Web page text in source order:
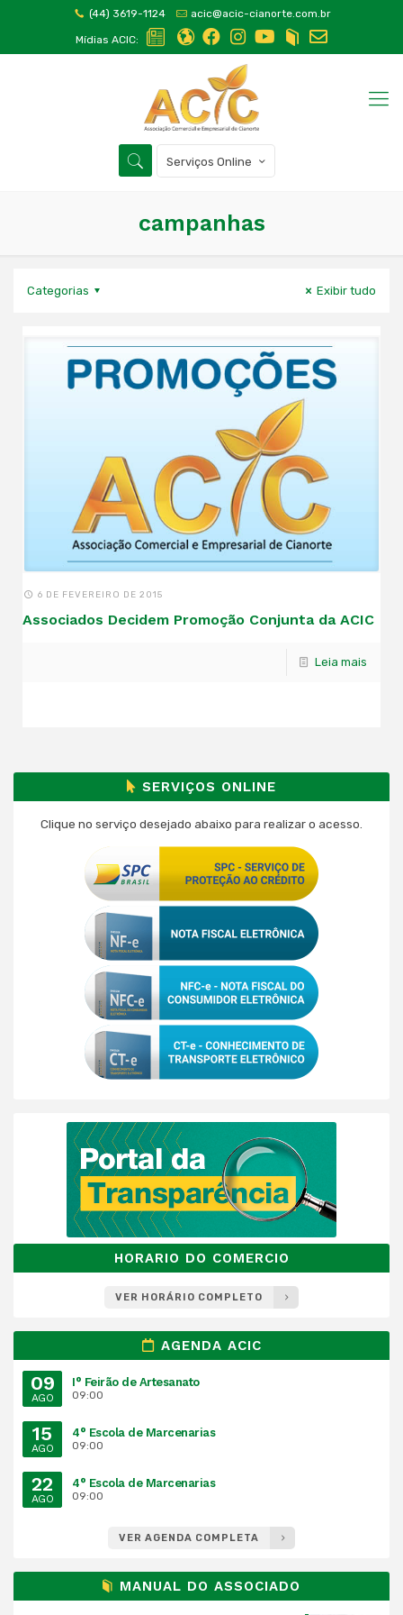
(44) 3619-1124 acic@acic-cianorte.com.br
Mídias ACIC:
Serviços Online
campanhas
Categorias Exibir tudo
6 DE FEVEREIRO DE 2015
Associados Decidem Promoção Conjunta da ACIC
Leia mais
SERVIÇOS ONLINE
Clique no serviço desejado abaixo para realizar o acesso.
HORARIO DO COMERCIO
VER HORÁRIO COMPLETO
AGENDA ACIC
09
AGO
I° Feirão de Artesanato
09:00
15
AGO
4° Escola de Marcenarias
09:00
22
AGO
4° Escola de Marcenarias
09:00
VER AGENDA COMPLETA
MANUAL DO ASSOCIADO